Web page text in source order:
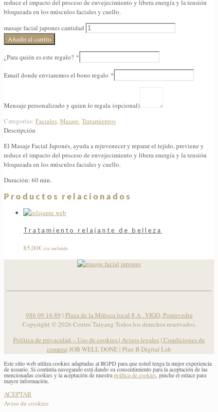
reduce el impacto del proceso de envejecimiento y libera energía y la tensión
bloqueada en los músculos faciales y cuello.
masaje facial japones cantidad
Añadir al carrito
¿Para quién es este regalo? *
Email donde enviaremos el bono regalo *
Mensaje personalizado y quien lo regala (opcional)
Categorías: Faciales,Masaje,Tratamientos
Descripción
El Masaje Facial Japonés, ayuda a rejuvenecer y reparar el tejido, previene y
reduce el impacto del proceso de envejecimiento y libera energía y la tensión
bloqueada en los músculos faciales y cuello.
Duración: 60 min.
Productos relacionados
Tratamiento relajante de belleza
85,00€ iva incluido
986 09 16 89 | Plaza de la Miñoca local 8 A . VIGO, Pontevedra
Copyright ©2026 Centro Taiyang Todos los derechos reservados.
Política de privacidad – Uso de cookies | Avisos legales | Condiciones de
compra| JOB WELL DONE | Plan B Digital Lab
Este sitio web utiliza cookies adaptadas al RGPD para que usted tenga la mejor experiencia
de usuario. Si continúa navegando está dando su consentimiento para la aceptación de las
mencionadas cookies y la aceptación de nuestrapolítica de cookies , pinche el enlace para
mayor información.
ACEPTAR
Aviso de cookies